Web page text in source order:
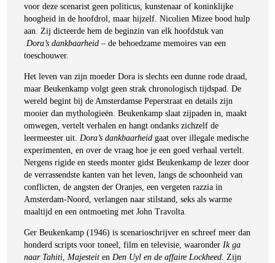
Ger Beukenkamp
Dora's dankbaarheid
€24,99
LEES MEER
voor deze scenarist geen politicus, kunstenaar of koninklijke
hoogheid in de hoofdrol, maar hijzelf. Nicolien Mizee bood hulp
aan. Zij dicteerde hem de beginzin van elk hoofdstuk van
Dora’s dankbaarheid – de behoedzame memoires van een
toeschouwer.
Het leven van zijn moeder Dora is slechts een dunne rode draad,
maar Beukenkamp volgt geen strak chronologisch tijdspad. De
wereld begint bij de Amsterdamse Peperstraat en details zijn
mooier dan mythologieën. Beukenkamp slaat zijpaden in, maakt
omwegen, vertelt verhalen en hangt ondanks zichzelf de
leermeester uit.Dora’s dankbaarheidgaat over illegale medische
experimenten, en over de vraag hoe je een goed verhaal vertelt.
Nergens rigide en steeds monter gidst Beukenkamp de lezer door
de verrassendste kanten van het leven, langs de schoonheid van
conflicten, de angsten der Oranjes, een vergeten razzia in
Amsterdam-Noord, verlangen naar stilstand, seks als warme
maaltijd en een ontmoeting met John Travolta.
Ger Beukenkamp (1946) is scenarioschrijver en schreef meer dan
honderd scripts voor toneel, film en televisie, waaronderIk ga
naar Tahiti,Majesteit enDen Uyl en de affaire Lockheed. Zijn